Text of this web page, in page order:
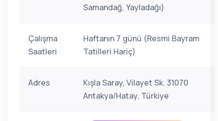
Samandağ, Yayladağı)
Çalışma
Saatleri
Haftanın 7 günü (Resmi Bayram
Tatilleri Hariç)
Adres
Kışla Saray, Vilayet Sk. 31070
Antakya/Hatay, Türkiye